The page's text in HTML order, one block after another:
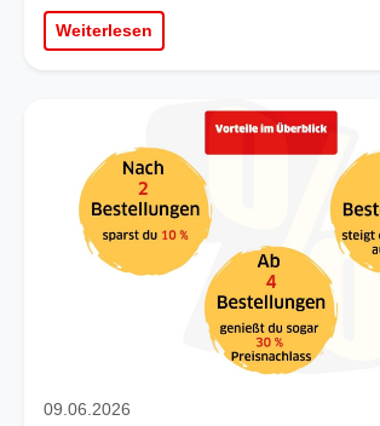
Weiterlesen
09.06.2026